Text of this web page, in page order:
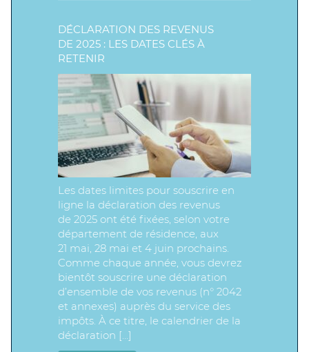
DÉCLARATION DES REVENUS
DE 2025 : LES DATES CLÉS À
RETENIR
Les dates limites pour souscrire en
ligne la déclaration des revenus
de 2025 ont été fixées, selon votre
département de résidence, aux
21 mai, 28 mai et 4 juin prochains.
Comme chaque année, vous devrez
bientôt souscrire une déclaration
d’ensemble de vos revenus (n° 2042
et annexes) auprès du service des
impôts. À ce titre, le calendrier de la
déclaration […]